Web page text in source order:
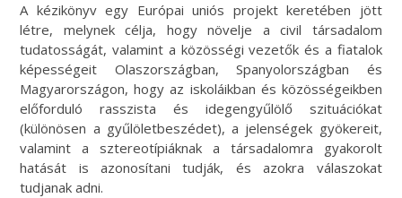
A kézikönyv egy Európai uniós projekt keretében jött
létre, melynek célja, hogy növelje a civil társadalom
tudatosságát, valamint a közösségi vezetők és a fiatalok
képességeit Olaszországban, Spanyolországban és
Magyarországon, hogy az iskoláikban és közösségeikben
előforduló rasszista és idegengyűlölő szituációkat
(különösen a gyűlöletbeszédet), a jelenségek gyökereit,
valamint a sztereotípiáknak a társadalomra gyakorolt
hatását is azonosítani tudják, és azokra válaszokat
tudjanak adni.